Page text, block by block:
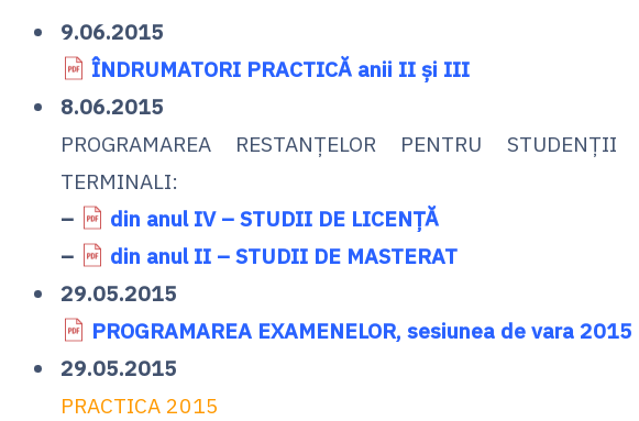
9.06.2015
ÎNDRUMATORI PRACTICĂ anii II și III
8.06.2015
PROGRAMAREA RESTANȚELOR PENTRU
TERMINALI:
–
din anul IV – STUDII DE LICENȚĂ
–
din anul II – STUDII DE MASTERAT
29.05.2015
PROGRAMAREA EXAMENELOR, sesiunea de vara 2015
29.05.2015
PRACTICA 2015